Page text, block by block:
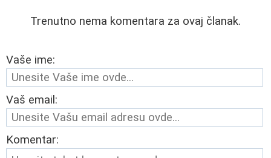
Trenutno nema komentara za ovaj članak.
Vaše ime:
Vaš email:
Komentar: